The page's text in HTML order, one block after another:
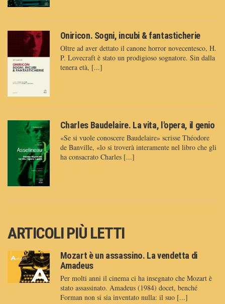
Oniricon. Sogni, incubi & fantasticherie
Oltre ad aver dettato il canone horror novecentesco, H.
P. Lovecraft è stato un prodigioso sognatore. Sin dalla
tenera età, [...]
Charles Baudelaire. La vita, l'opera, il genio
«Se si vuole conoscere Baudelaire» scrisse Théodore
de Banville, «lo si troverà interamente nel libro che gli
ha consacrato Charles [...]
ARTICOLI PIÙ LETTI
Mozart è un assassino. La vendetta di
Amadeus
Per molti anni il cinema ci ha insegnato che Mozart è
stato assassinato. Amadeus (1984) docet, benché
Forman non si sia inventato nulla: il suo [...]